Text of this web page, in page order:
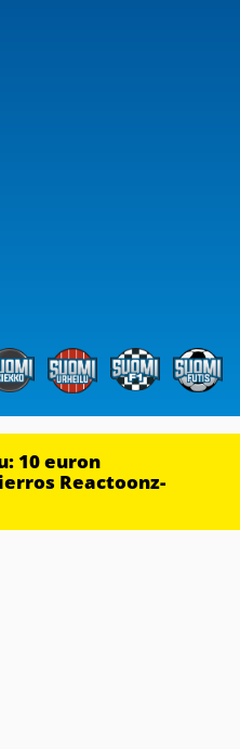
10 euron
Reactoonz-